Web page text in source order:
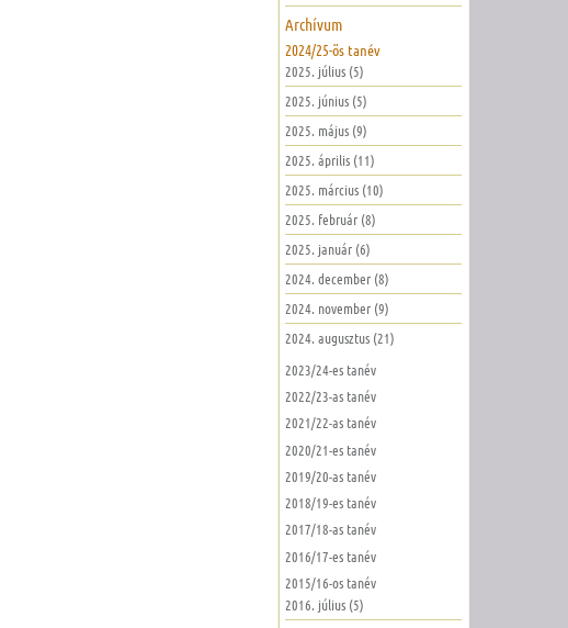
Archívum
2024/25-ös tanév
2025. július (5)
2025. június (5)
2025. május (9)
2025. április (11)
2025. március (10)
2025. február (8)
2025. január (6)
2024. december (8)
2024. november (9)
2024. augusztus (21)
2023/24-es tanév
2022/23-as tanév
2021/22-as tanév
2020/21-es tanév
2019/20-as tanév
2018/19-es tanév
2017/18-as tanév
2016/17-es tanév
2015/16-os tanév
2016. július (5)